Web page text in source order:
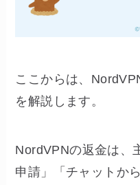
ここからは、
を解説します。
NordVPNの返金は、
申請」「チャットか